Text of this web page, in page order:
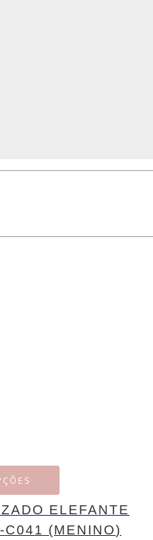
ELEFANTE
C041 (MENINO)